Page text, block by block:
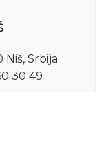
Niš, Srbija
30 49